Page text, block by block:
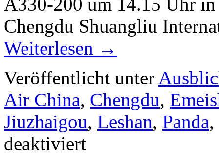
A330-200 um 14.15 Uhr
Chengdu Shuangliu
Weiterlesen →
Veröffentlicht unter
Air China, Chengdu,
Jiuzhaigou, Leshan, Panda,
deaktiviert